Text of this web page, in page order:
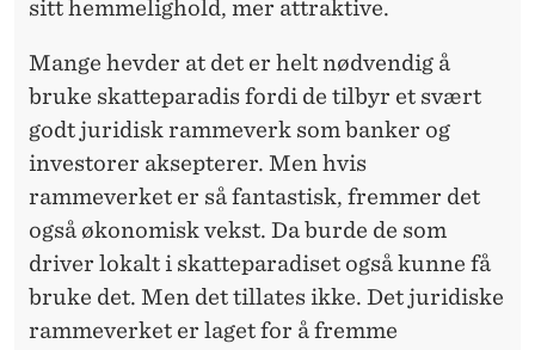
sitt hemmelighold, mer attraktive.
Mange hevder at det er helt nødvendig å
bruke skatteparadis fordi de tilbyr et svært
godt juridisk rammeverk som banker og
investorer aksepterer. Men hvis
rammeverket er så fantastisk, fremmer det
også økonomisk vekst. Da burde de som
driver lokalt i skatteparadiset også kunne få
bruke det. Men det tillates ikke. Det juridiske
rammeverket er laget for å fremme